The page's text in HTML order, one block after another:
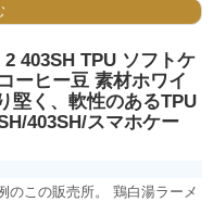
403SH TPU ソフトケ
ーヒー豆 素材ホワイ
堅く、軟性のあるTPU
403SH/スマホケー
のこの販売所。 鶏白湯ラーメ